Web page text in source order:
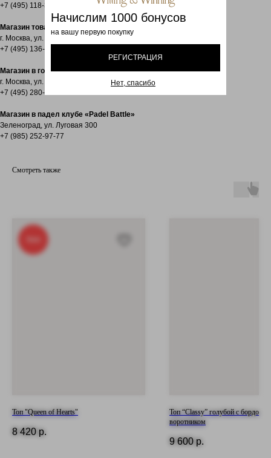
Начислим 1000 бонусов
на вашу первую покупку
Нет, спасибо
РЕГИСТРАЦИЯ
+7 (495) 118-37-89
Магазин товаров для гольфа «Гольфмаркет»
г. Москва, ул. Ленинский пр-т 44
+7 (495) 136-64-03
Магазин в гольф клубе Сколково
г. Москва, ул. Сколковское шоссе, 50
+7 (495) 280-37-63
Магазин в падел клубе «Padel Battle»
Зеленоград, ул. Луговая 300
+7 (985) 252-97-77
Смотреть также
Топ "Queen of Hearts"
8 420 р.
Топ “Classy” голубой с
воротником
9 600 р.